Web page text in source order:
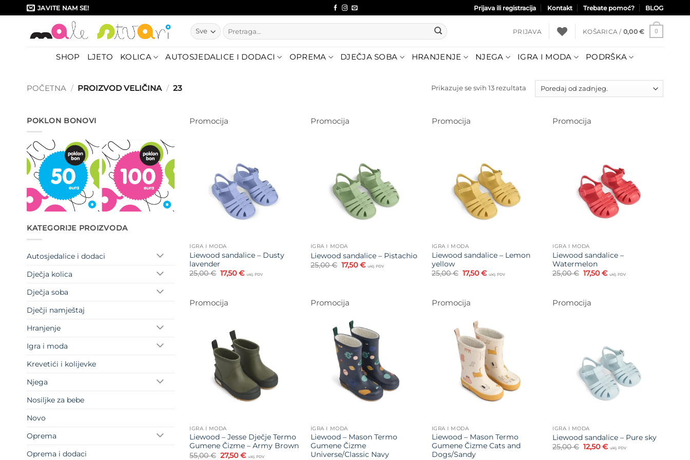
to
JAVITE NAM SE! Prijava ili registracija Kontakt Trebate pomoć? BLOG
Pretraži:
PRIJAVA KOŠARICA / 0,00 € 0
SHOP LJETO KOLICA AUTOSJEDALICE I DODACI OPREMA DJEČJA SOBA HRANJENJE NJEGA IGRA I MODA PODRŠKA
POČETNA / PROIZVOD VELIČINA / 23 Prikazuje se svih 13 rezultata Poredano
POKLON BONOVI
KATEGORIJE PROIZVODA
Autosjedalice i dodaci
Dječja kolica
Dječja soba
Dječji namještaj
Hranjenje
Igra i moda
Krevetići i kolijevke
Njega
Nosiljke za bebe
Novo
Oprema
Oprema i dodaci
Promocija
IGRA I MODA
Liewood sandalice – Dusty
lavender
25,00€ Izvorna
cijena
25,00 €.
17,50€Trenutna
cijena
uklj. PDV
Promocija
IGRA I MODA
Liewood sandalice – Pistachio
25,00€ Izvorna
cijena
17,50€Trenutna
cijena
uklj. PDV
Promocija
IGRA I MODA
Liewood sandalice – Lemon
yellow
25,00€ Izvorna
cijena
25,00 €.
17,50€Trenutna
cijena
uklj. PDV
Promocija
IGRA I MODA
Liewood sandalice –
Watermelon
25,00€ Izvorna
cijena
25,00 €.
17,50€Trenutna
cijena
uklj. PDV
Promocija
IGRA I MODA
Liewood – Jesse Dječje Termo
Gumene Čizme – Army Brown
55,00€ Izvorna
27,50€Trenutna
uklj. PDV
Promocija
IGRA I MODA
Liewood – Mason Termo
Gumene Čizme
Universe/Classic Navy
Promocija
IGRA I MODA
Liewood – Mason Termo
Gumene Čizme Cats and
Dogs/Sandy
Promocija
IGRA I MODA
Liewood sandalice – Pure sky
25,00€ Izvorna
cijena
12,50€Trenutna
cijena
uklj. PDV